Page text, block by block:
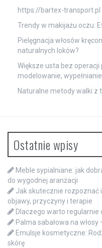
https://bartex-transport.pl
Trendy w makijażu oczu:
Pielęgnacja włosów
naturalnych loków?
Większe usta bez
modelowanie,
Naturalne metody walki z
Ostatnie wpisy
Meble sypialniane: jak
do wygodnej aranżacji
Jak skutecznie rozpoznać
objawy, przyczyny i terapie
Dlaczego warto
Palma sabałowa na
Emulsje kosmetyczne:
skórę